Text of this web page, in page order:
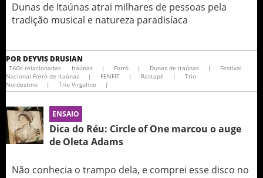
Dunas de Itaúnas atrai milhares de pessoas pela
tradição musical e natureza paradisíaca
POR DEYVIS DRUSIAN
TAGs relacionadas Itaúnas | Forró | Dunas de itaúnas |
Festival
Nacional Forró de Itaúnas
| FENFIT | Rastapé |
Trio
Nordestino
| Trio Virgulino |
ENSAIO
Dica do Réu: Circle of One marcou o auge
de Oleta Adams
Não conhecia o trampo dela, e comprei esse disco no